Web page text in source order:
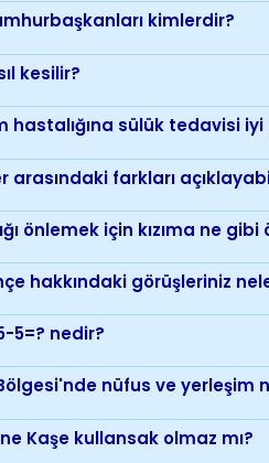
kimlerdir?
kesilir?
hastalığına sülük tedavisi iyi
arasındaki farkları
önlemek için kızıma ne
hakkındaki görüşleriniz
5=? nedir?
nüfus ve yerleşim
Kaşe kullansak olmaz mı?